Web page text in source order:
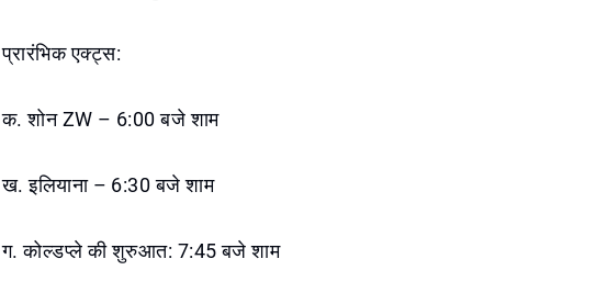
प्रारंभिक एक्ट्स:
क. शोन ZW – 6:00 बजे शाम
ख. इलियाना – 6:30 बजे शाम
ग. कोल्डप्ले की शुरुआत: 7:45 बजे शाम